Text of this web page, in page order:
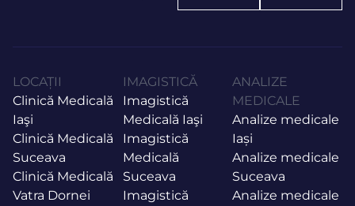
LOCAȚII
Clinică Medicală
Iaşi
Clinică Medicală
Suceava
Clinică Medicală
Vatra Dornei
IMAGISTICĂ
Imagistică
Medicală Iaşi
Imagistică
Medicală
Suceava
Imagistică
ANALIZE
MEDICALE
Analize medicale
Iași
Analize medicale
Suceava
Analize medicale